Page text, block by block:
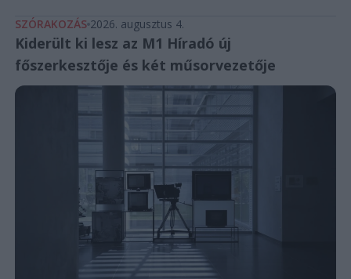
SZÓRAKOZÁS 2026. augusztus 4.
Kiderült ki lesz az M1 Híradó új
főszerkesztője és két műsorvezetője